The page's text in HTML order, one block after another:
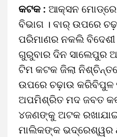
କଟକ : ଆକ୍ସନ ମୋଡ୍‌ରେ
ବିଭାଗ । ବାର୍‌ ଉପରେ
ପରିମାଣର ନକଲି
ଗୁରୁବାର ଦିନ ସାଲେପୁର
ଟିମ କଟକ ଜିଲା
ଉପରେ ଚଢ଼ାଉ କରିବିପୁଳ
ଅପମିଶ୍ରିତ ମଦ ଜବତ
୪ଜଣଙ୍କୁ ଅଟକ
ମାଲିକଙ୍କ ଭଦ୍ରେଶ୍ୱର